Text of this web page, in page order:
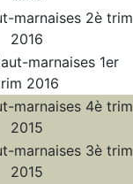
marnaises 2è trim
2016
marnaises 1er
2016
marnaises 4è trim
2015
marnaises 3è trim
2015